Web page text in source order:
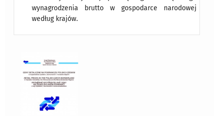
wynagrodzenia brutto w gospodarce narodowej
według krajów.